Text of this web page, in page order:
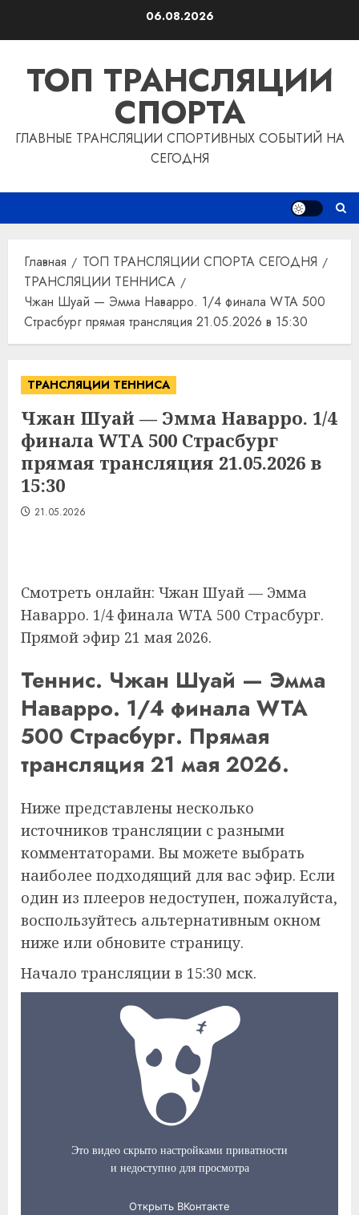
06.08.2026
ТОП ТРАНСЛЯЦИИ
СПОРТА
ГЛАВНЫЕ ТРАНСЛЯЦИИ СПОРТИВНЫХ СОБЫТИЙ НА
СЕГОДНЯ
Главная
ТОП ТРАНСЛЯЦИИ СПОРТА СЕГОДНЯ
ТРАНСЛЯЦИИ ТЕННИСА
Чжан Шуай — Эмма Наварро. 1/4 финала WTA 500
Страсбург прямая трансляция 21.05.2026 в 15:30
ТРАНСЛЯЦИИ ТЕННИСА
Чжан Шуай — Эмма Наварро. 1/4
финала WTA 500 Страсбург
прямая трансляция 21.05.2026 в
15:30
21.05.2026
Смотреть онлайн: Чжан Шуай — Эмма
Наварро. 1/4 финала WTA 500 Страсбург.
Прямой эфир 21 мая 2026.
Теннис. Чжан Шуай — Эмма
Наварро. 1/4 финала WTA
500 Страсбург. Прямая
трансляция 21 мая 2026.
Ниже представлены несколько
источников трансляции с разными
комментаторами. Вы можете выбрать
наиболее подходящий для вас эфир. Если
один из плееров недоступен, пожалуйста,
воспользуйтесь альтернативным окном
ниже или обновите страницу.
Начало трансляции в 15:30 мск.